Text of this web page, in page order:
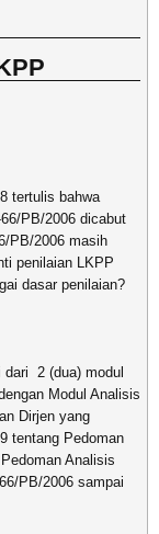
tertulis bahwa
PB/2006 dicabut
PB/2006 masih
penilaian LKPP
dasar penilaian?
dari 2 (dua) modul
Modul Analisis
Dirjen yang
tentang Pedoman
Analisis
PB/2006 sampai